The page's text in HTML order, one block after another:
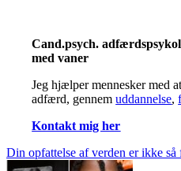
Cand.psych.
med vaner
Jeg hjælper mennesker med
adfærd, gennemuddannelse,
Kontakt mig her
Din opfattelse af verden er ikke så